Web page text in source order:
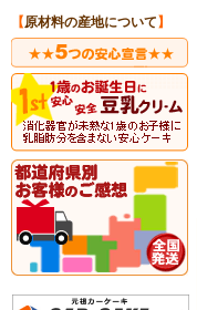
【原材料の産地について 】